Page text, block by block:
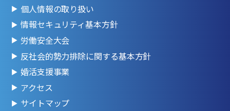
個人情報の取り扱い
情報セキュリティ基本方針
労働安全大会
反社会的勢力排除に関する基本方針
婚活支援事業
アクセス
サイトマップ